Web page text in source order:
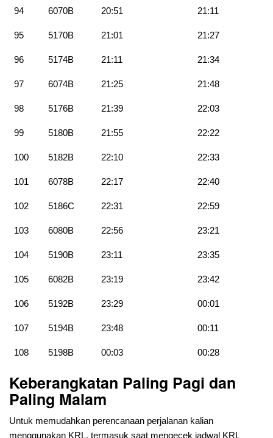
94 6070B 20:51 21:11
95 5170B 21:01 21:27
96 5174B 21:11 21:34
97 6074B 21:25 21:48
98 5176B 21:39 22:03
99 5180B 21:55 22:22
100 5182B 22:10 22:33
101 6078B 22:17 22:40
102 5186C 22:31 22:59
103 6080B 22:56 23:21
104 5190B 23:11 23:35
105 6082B 23:19 23:42
106 5192B 23:29 00:01
107 5194B 23:48 00:11
108 5198B 00:03 00:28
Keberangkatan Paling Pagi dan
Paling Malam
Untuk memudahkan perencanaan perjalanan kalian
menggunakan KRL, termasuk saat mengecek jadwal KRL